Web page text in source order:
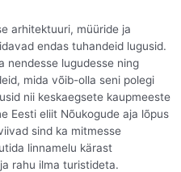
arhitektuuri, müüride ja
endas tuhandeid lugusid.
nendesse lugudesse ning
mida võib-olla seni polegi
nii keskaegsete kaupmeeste
Eesti eliit Nõukogude aja lõpus
sind ka mitmesse
linnamelu kärast
rahu ilma turistideta.